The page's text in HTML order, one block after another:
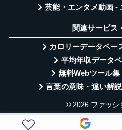
芸能・エンタメ動画 -
関連サービス
カロリーデータベー
平均年収データ
無料Webツール
言葉の意味・違い解
© 2026 ファッシ